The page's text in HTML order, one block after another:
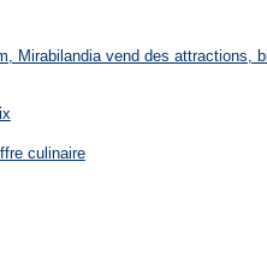
Mirabilandia vend des attractions,
culinaire